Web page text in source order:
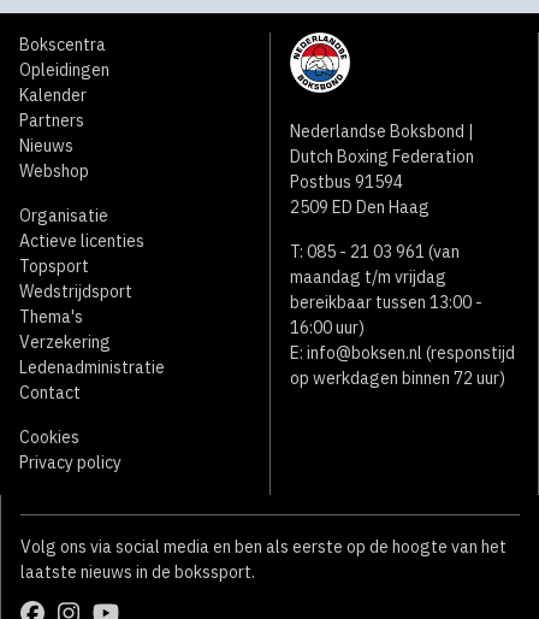
Bokscentra
Opleidingen
Kalender
Partners
Nieuws
Webshop
Organisatie
Actieve licenties
Topsport
Wedstrijdsport
Thema's
Verzekering
Ledenadministratie
Contact
Cookies
Privacy policy
Nederlandse Boksbond |
Dutch Boxing Federation
Postbus 91594
2509 ED Den Haag
T: 085 - 21 03 961 (van
maandag t/m vrijdag
bereikbaar tussen 13:00 -
16:00 uur)
E: info@boksen.nl (responstijd
op werkdagen binnen 72 uur)
Volg ons via social media en ben als eerste op de hoogte van het
laatste nieuws in de bokssport.